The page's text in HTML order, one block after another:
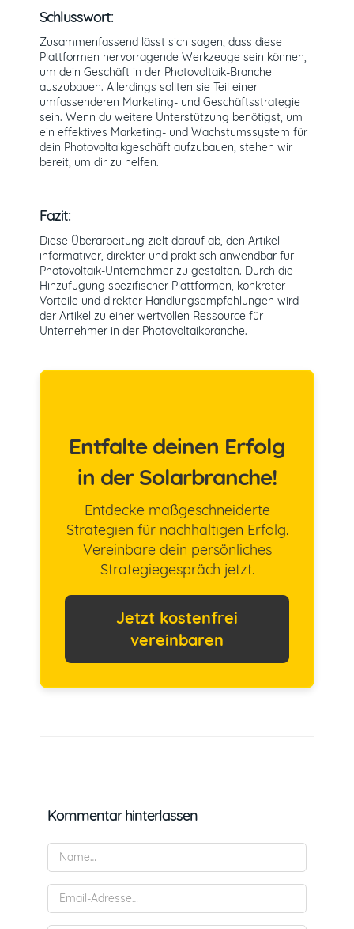
Schlusswort:
Zusammenfassend lässt sich sagen, dass diese
Plattformen hervorragende Werkzeuge sein können,
um dein Geschäft in der Photovoltaik-Branche
auszubauen. Allerdings sollten sie Teil einer
umfassenderen Marketing- und Geschäftsstrategie
sein. Wenn du weitere Unterstützung benötigst, um
ein effektives Marketing- und Wachstumssystem für
dein Photovoltaikgeschäft aufzubauen, stehen wir
bereit, um dir zu helfen.
Fazit:
Diese Überarbeitung zielt darauf ab, den Artikel
informativer, direkter und praktisch anwendbar für
Photovoltaik-Unternehmer zu gestalten. Durch die
Hinzufügung spezifischer Plattformen, konkreter
Vorteile und direkter Handlungsempfehlungen wird
der Artikel zu einer wertvollen Ressource für
Unternehmer in der Photovoltaikbranche.
Entfalte deinen Erfolg
in der Solarbranche!
Entdecke maßgeschneiderte
Strategien für nachhaltigen Erfolg.
Vereinbare dein persönliches
Strategiegespräch jetzt.
Jetzt kostenfrei
vereinbaren
Kommentar hinterlassen